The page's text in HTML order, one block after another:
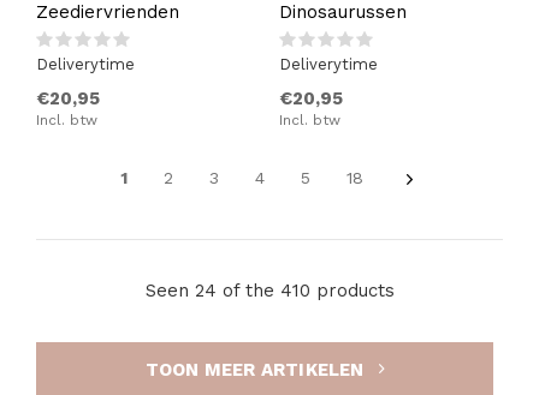
Zeediervrienden
Deliverytime
€20,95
Incl. btw
Dinosaurussen
Deliverytime
€20,95
Incl. btw
1 2 3 4 5 18
Seen 24 of the 410 products
TOON MEER ARTIKELEN